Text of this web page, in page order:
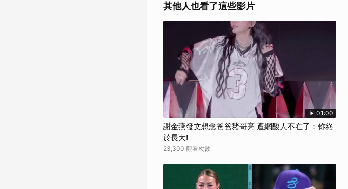
其他人也看了這些影片
01:00
謝金燕發文想念爸爸豬哥亮 遭網酸人不在了：你終
於長大!
23,300 觀看次數